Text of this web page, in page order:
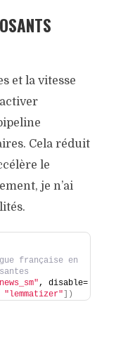
et la vitesse
Cela réduit
le
je n’ai
française en
, disable=
"lemmatizer" ])